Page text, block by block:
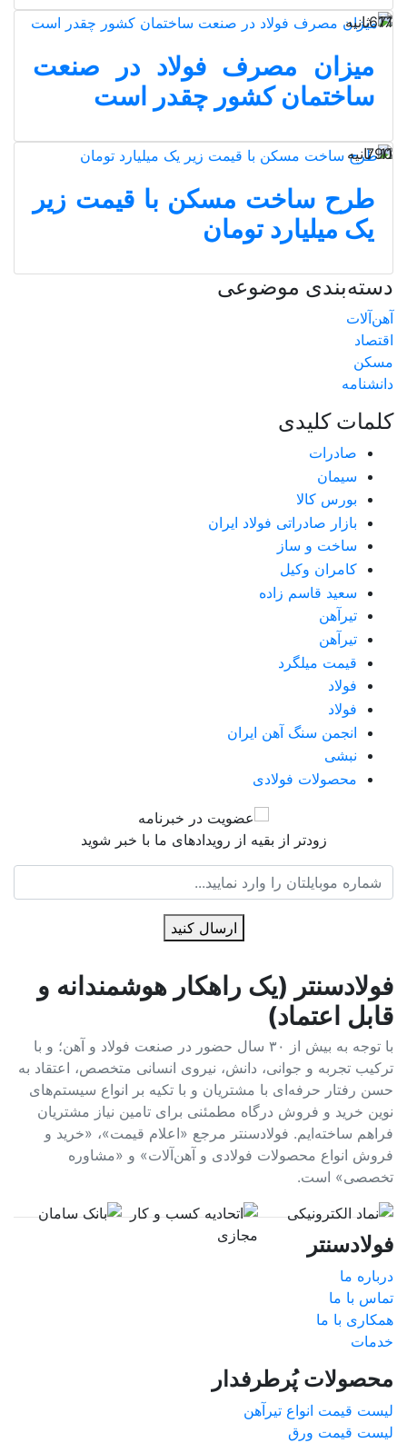
17 ثانیه
671
میزان مصرف فولاد در صنعت
ساختمان کشور چقدر است
11 ثانیه
790
طرح ساخت مسکن با قیمت زیر
یک میلیارد تومان
دسته‌بندی موضوعی
آهن‌آلات
اقتصاد
مسکن
دانشنامه
کلمات کلیدی
صادرات
سیمان
بورس کالا
بازار صادراتی فولاد ایران
ساخت و ساز
کامران وکیل
سعید قاسم زاده
تیرآهن
تیرآهن
قیمت میلگرد
فولاد
فولاد
انجمن سنگ آهن ایران
نبشی
محصولات فولادی
زودتر از بقیه از رویدادهای ما با خبر شوید
ارسال کنید
فولادسنتر (یک راهکار هوشمندانه و
قابل اعتماد)
با توجه به بیش از ۳۰ سال حضور در صنعت فولاد و آهن؛ و با
ترکیب تجربه و جوانی، دانش، نیروی انسانی متخصص، اعتقاد به
حسن رفتار حرفه‌ای با مشتریان و با تکیه بر انواع سیستم‌های
نوین خرید و فروش درگاه مطمئنی برای تامین نیاز مشتریان
فراهم ساخته‌ایم. فولادسنتر مرجع «اعلام قیمت»، «خرید و
فروش انواع محصولات فولادی و آهن‌آلات» و «مشاوره
تخصصی» است.
فولادسنتر
درباره ما
تماس با ما
همکاری با ما
خدمات
محصولات پُرطرفدار
لیست قیمت انواع تیرآهن
لیست قیمت ورق